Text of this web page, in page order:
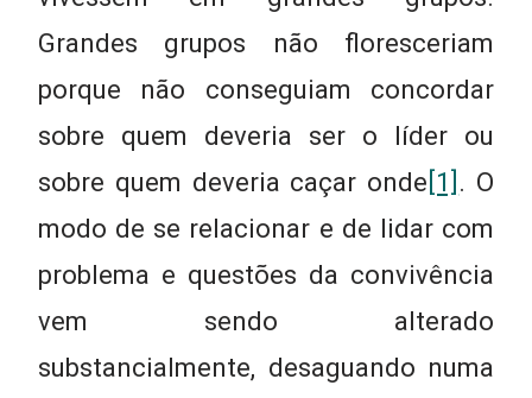
Grandes grupos não floresceriam
porque não conseguiam concordar
sobre quem deveria ser o líder ou
sobre quem deveria caçar onde [1] . O
modo de se relacionar e de lidar com
problema e questões da convivência
vem sendo alterado
substancialmente, desaguando numa